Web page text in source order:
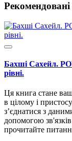
Бахші Сахейл.
рівні.
Ця книга стане
в цілому і
з’єднатися з
допомогою
прочитайте